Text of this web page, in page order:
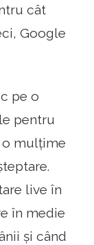
cât
Google
pe o
pentru
o mulțime
live în
în medie
și când